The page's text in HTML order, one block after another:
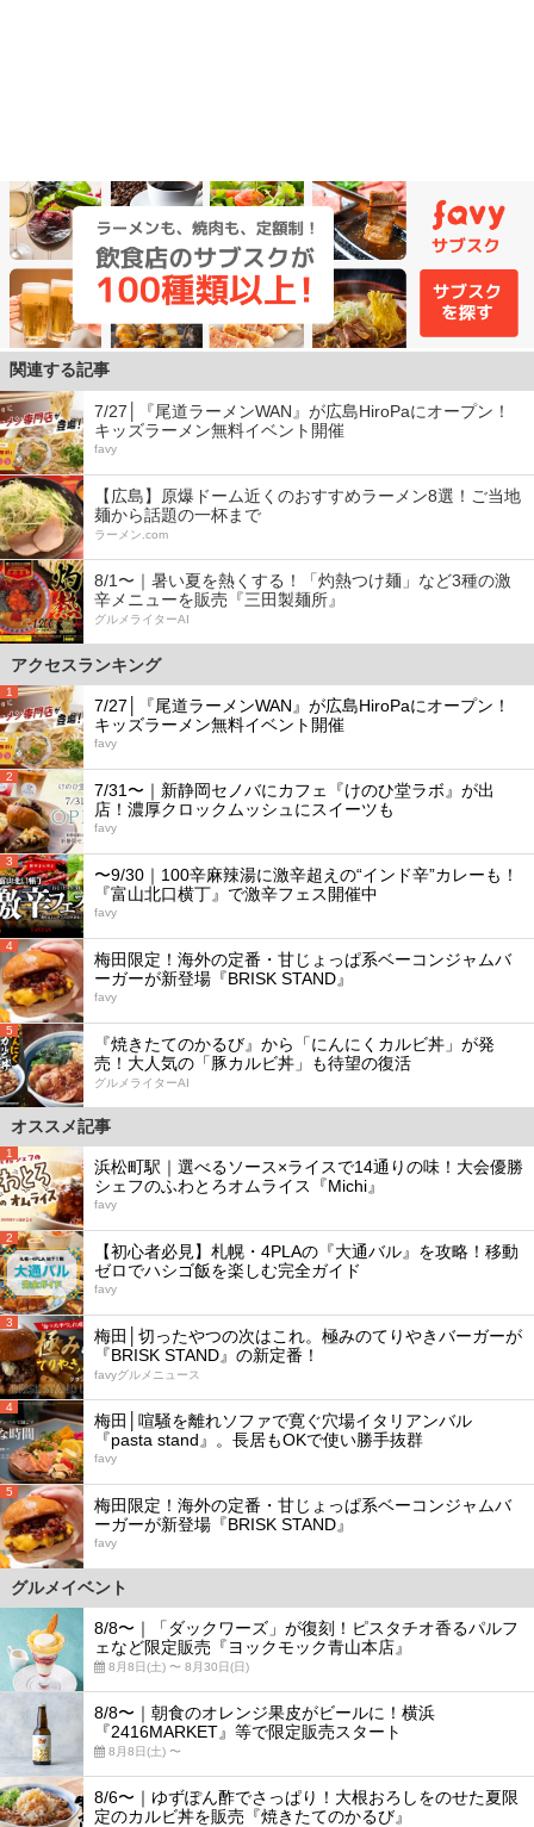
関連する記事
7/27│『尾道ラーメンWAN』が広島HiroPaにオープン！
キッズラーメン無料イベント開催
favy
【広島】原爆ドーム近くのおすすめラーメン8選！ご当地
麺から話題の一杯まで
ラーメン.com
8/1〜｜暑い夏を熱くする！「灼熱つけ麺」など3種の激
辛メニューを販売『三田製麺所』
グルメライターAI
アクセスランキング
1
7/27│『尾道ラーメンWAN』が広島HiroPaにオープン！
キッズラーメン無料イベント開催
favy
2
7/31〜｜新静岡セノバにカフェ『けのひ堂ラボ』が出
店！濃厚クロックムッシュにスイーツも
favy
3
〜9/30｜100辛麻辣湯に激辛超えの“インド辛”カレーも！
『富山北口横丁』で激辛フェス開催中
favy
4
梅田限定！海外の定番・甘じょっぱ系ベーコンジャムバ
ーガーが新登場『BRISK STAND』
favy
5
『焼きたてのかるび』から「にんにくカルビ丼」が発
売！大人気の「豚カルビ丼」も待望の復活
グルメライターAI
オススメ記事
1
浜松町駅｜選べるソース×ライスで14通りの味！大会優勝
シェフのふわとろオムライス『Michi』
favy
2
【初心者必見】札幌・4PLAの『大通バル』を攻略！移動
ゼロでハシゴ飯を楽しむ完全ガイド
favy
3
梅田│切ったやつの次はこれ。極みのてりやきバーガーが
『BRISK STAND』の新定番！
favyグルメニュース
4
梅田│喧騒を離れソファで寛ぐ穴場イタリアンバル
『pasta stand』。長居もOKで使い勝手抜群
favy
5
梅田限定！海外の定番・甘じょっぱ系ベーコンジャムバ
ーガーが新登場『BRISK STAND』
favy
グルメイベント
8/8〜｜「ダックワーズ」が復刻！ピスタチオ香るパルフ
ェなど限定販売『ヨックモック青山本店』
8月8日(土) 〜 8月30日(日)
8/8〜｜朝食のオレンジ果皮がビールに！横浜
『2416MARKET』等で限定販売スタート
8月8日(土) 〜
8/6〜｜ゆずぽん酢でさっぱり！大根おろしをのせた夏限
定のカルビ丼を販売『焼きたてのかるび』